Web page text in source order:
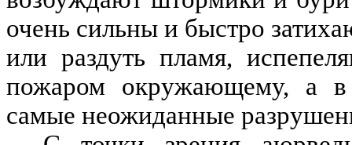
очень сильны и быстро
или раздуть пламя,
пожаром окружающему, а
самые неожиданные